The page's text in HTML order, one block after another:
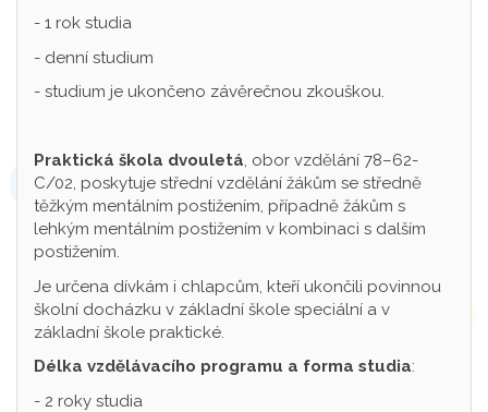
- 1 rok studia
- denní studium
- studium je ukončeno závěrečnou zkouškou.
Praktická škola dvouletá, obor vzdělání 78–62-
C/02, poskytuje střední vzdělání žákům se středně
těžkým mentálním postižením, případně žákům s
lehkým mentálním postižením v kombinaci s dalším
postižením.
Je určena dívkám i chlapcům, kteří ukončili povinnou
školní docházku v základní škole speciální a v
základní škole praktické.
Délka vzdělávacího programu a forma studia:
- 2 roky studia